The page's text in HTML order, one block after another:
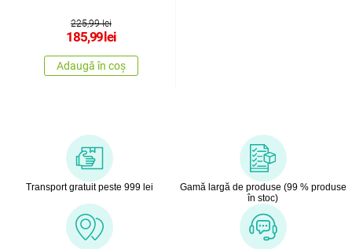
225,99 lei
185,99 lei
Adaugă în coș
Transport gratuit peste 999 lei
Gamă largă de produse (99 % produse
în stoc)